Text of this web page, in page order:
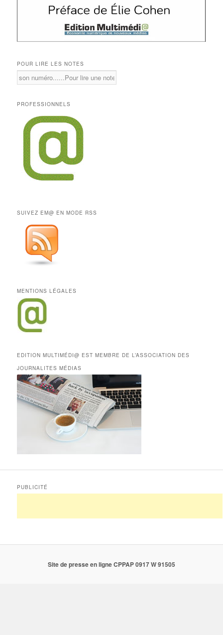
POUR LIRE LES NOTES
PROFESSIONNELS
SUIVEZ EM@ EN MODE RSS
MENTIONS LÉGALES
EDITION MULTIMÉDI@ EST MEMBRE DE L’ASSOCIATION DES
JOURNALITES MÉDIAS
PUBLICITÉ
Site de presse en ligne CPPAP 0917 W 91505